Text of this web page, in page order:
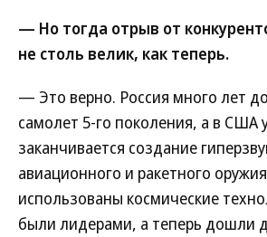
— Но тогда отрыв от
не столь велик, как теперь.
— Это верно. Россия много лет
самолет 5-го поколения, а в США
заканчивается создание
авиационного и ракетного
использованы космические
были лидерами, а теперь дошли